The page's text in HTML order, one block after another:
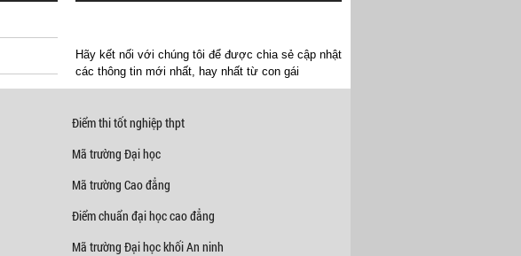
Hãy kết nối với chúng tôi để được chia sẻ cập nhật
các thông tin mới nhất, hay nhất từ con gái
Điểm thi tốt nghiệp thpt
Mã trường Đại học
Mã trường Cao đẳng
Điểm chuẩn đại học cao đẳng
Mã trường Đại học khối An ninh